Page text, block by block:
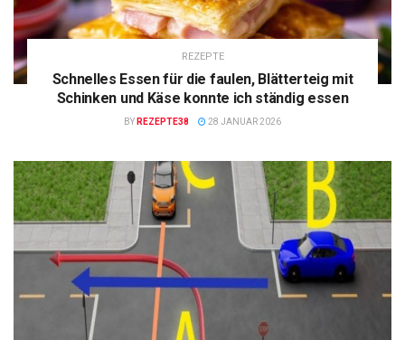
REZEPTE
Schnelles Essen für die faulen, Blätterteig mit
Schinken und Käse konnte ich ständig essen
BY REZEPTE38 28 JANUAR 2026